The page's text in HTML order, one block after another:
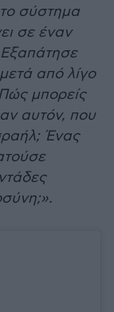
σύστημα
σε έναν
από λίγο
μπορείς
αυτόν, που
Ένας